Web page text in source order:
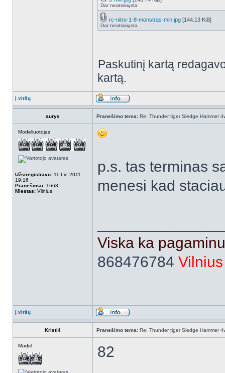
Dar neatsisiųsta
rc-nitro-1-8-monstras-min.jpg [144.13 KiB]
Dar neatsisiųsta
Paskutinį kartą
kartą.
Į viršų
aurys Pranešimo tema: Re: Thunder tiger Sledge Hammer
Modeliuotojas
Užsiregistravo: 11 Lie 2011
19:16
Pranešimai: 1663
Miestas: Vilnius
p.s. tas terminas
menesi kad
Viska ka
868476784 Vilnius
Į viršų
Kristi4 Pranešimo tema: Re: Thunder tiger Sledge Hammer
Model 82